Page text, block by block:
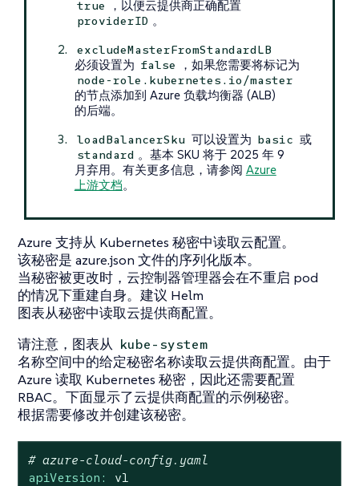
true ，以便云提供商正确配置
providerID 。
excludeMasterFromStandardLB
必须设置为 false ，如果您需要将标记为
node-role.kubernetes.io/master
的节点添加到 Azure 负载均衡器 (ALB)
的后端。
loadBalancerSku 可以设置为 basic 或
standard 。基本 SKU 将于 2025 年 9
月弃用。有关更多信息，请参阅 Azure
上游文档。
Azure 支持从 Kubernetes 秘密中读取云配置。
该秘密是 azure.json 文件的序列化版本。
当秘密被更改时，云控制器管理器会在不重启 pod
的情况下重建自身。建议 Helm
图表从秘密中读取云提供商配置。
请注意，图表从 kube-system
名称空间中的给定秘密名称读取云提供商配置。由于
Azure 读取 Kubernetes 秘密，因此还需要配置
RBAC。下面显示了云提供商配置的示例秘密。
根据需要修改并创建该秘密。
# azure-cloud-config.yaml
apiVersion:
v1